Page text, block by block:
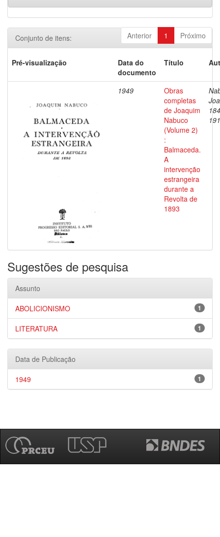
Anterior 1 Próximo
Conjunto de itens:
Pré-visualização
Data do
documento
Título
1949
Obras
completas
de Joaquim
Nabuco
(Volume 2)
:
Balmaceda.
A
intervenção
estrangeira
durante a
Revolta de
1893
Sugestões de pesquisa
Assunto
1
ABOLICIONISMO
1
LITERATURA
Data de Publicação
1
1949